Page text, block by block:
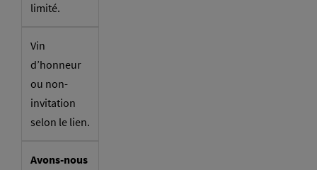
limité.
Vin
d’honneur
ou non-
invitation
selon le lien.
Avons-nous